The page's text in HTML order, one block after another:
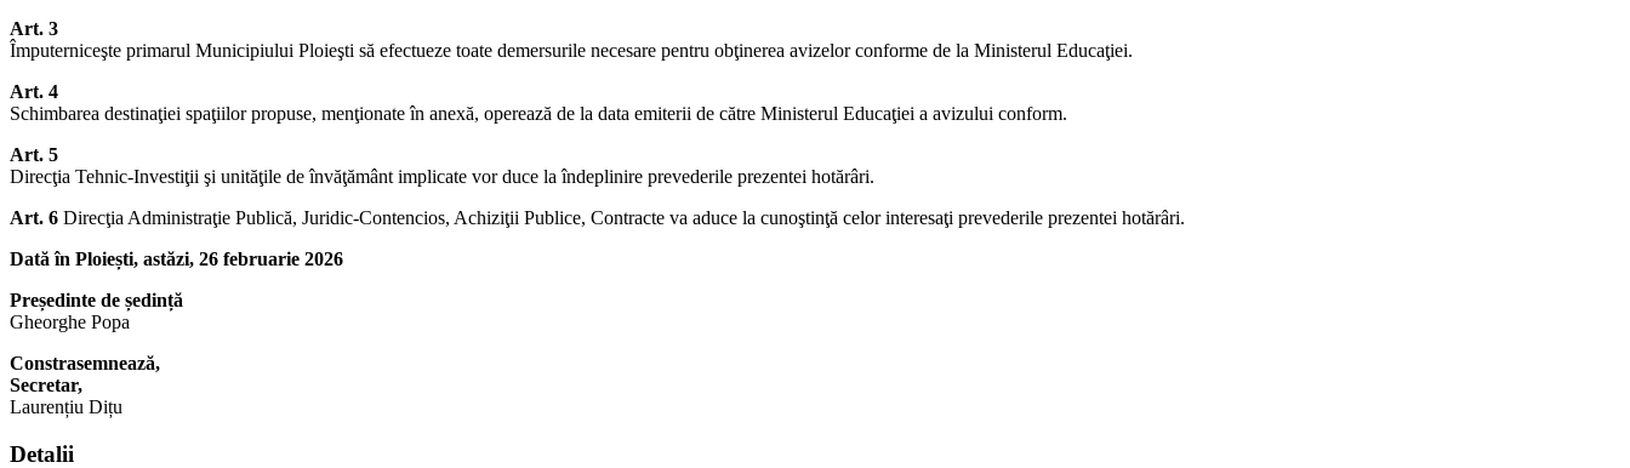
Art. 3
Împuterniceşte primarul Municipiului Ploieşti să efectueze toate demersurile necesare pentru obţinerea avizelor conforme de la Ministerul Educaţiei.
Art. 4
Schimbarea destinaţiei spaţiilor propuse, menţionate în anexă, operează de la data emiterii de către Ministerul Educaţiei a avizului conform.
Art. 5
Direcţia Tehnic-Investiţii şi unităţile de învăţământ implicate vor duce la îndeplinire prevederile prezentei hotărâri.
Art. 6 Direcţia Administraţie Publică, Juridic-Contencios, Achiziţii Publice, Contracte va aduce la cunoştinţă celor interesaţi prevederile prezentei hotărâri.
Dată în Ploiești, astăzi, 26 februarie 2026
Președinte de ședință
Gheorghe Popa
Constrasemnează,
Secretar,
Laurențiu Dițu
Detalii